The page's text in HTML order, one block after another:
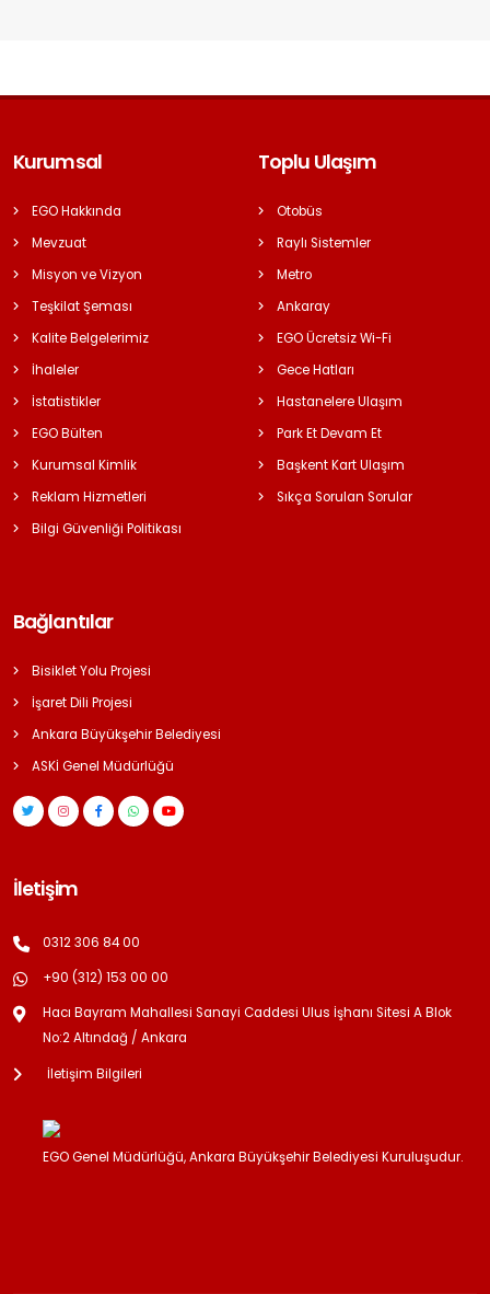
Kurumsal
EGO Hakkında
Mevzuat
Misyon ve Vizyon
Teşkilat Şeması
Kalite Belgelerimiz
İhaleler
İstatistikler
EGO Bülten
Kurumsal Kimlik
Reklam Hizmetleri
Bilgi Güvenliği Politikası
Toplu Ulaşım
Otobüs
Raylı Sistemler
Metro
Ankaray
EGO Ücretsiz Wi-Fi
Gece Hatları
Hastanelere Ulaşım
Park Et Devam Et
Başkent Kart Ulaşım
Sıkça Sorulan Sorular
Bağlantılar
Bisiklet Yolu Projesi
İşaret Dili Projesi
Ankara Büyükşehir Belediyesi
ASKİ Genel Müdürlüğü
İletişim
0312 306 84 00
+90 (312) 153 00 00
Hacı Bayram Mahallesi Sanayi Caddesi Ulus İşhanı Sitesi A Blok
No:2 Altındağ / Ankara
İletişim Bilgileri
EGO Genel Müdürlüğü, Ankara Büyükşehir Belediyesi Kuruluşudur.